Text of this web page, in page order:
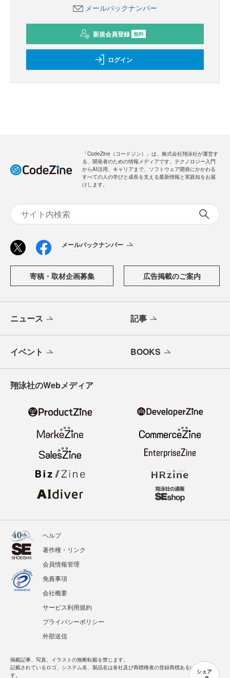
シェア
メールバックナンバー
新規会員登録 無料
ログイン
「CodeZine（コードジン）」は、株式会社翔泳社が運営す
る、開発者のための情報メディアです。テクノロジー入門
からAI活用、キャリアまで、ソフトウェア開発にかかわる
すべての人の学びと成長を支える最新情報と実践知をお届
けします。
メールバックナンバー
寄稿・取材企画募集 広告掲載のご案内
ニュース 記事
イベント BOOKS
翔泳社のWebメディア
ヘルプ
著作権・リンク
会員情報管理
免責事項
会社概要
サービス利用規約
プライバシーポリシー
外部送信
掲載記事、写真、イラストの無断転載を禁じます。
記載されているロゴ、システム名、製品名は各社及び商標権者の登録商標あるいは商標で
す。